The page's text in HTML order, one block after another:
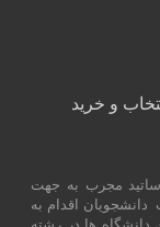
و خرید
اساتید مجرب به جهت
اقدام به